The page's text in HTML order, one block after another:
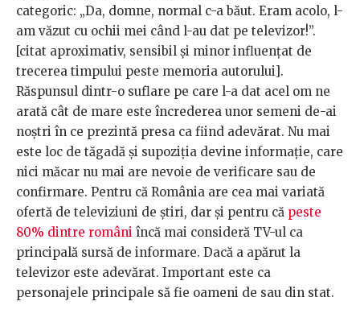
categoric: „Da, domne, normal c-a băut. Eram acolo, l-
am văzut cu ochii mei când l-au dat pe televizor!”.
[citat aproximativ, sensibil și minor influențat de
trecerea timpului peste memoria autorului].
Răspunsul dintr-o suflare pe care l-a dat acel om ne
arată cât de mare este încrederea unor semeni de-ai
noștri în ce prezintă presa ca fiind adevărat. Nu mai
este loc de tăgadă și supoziția devine informație, care
nici măcar nu mai are nevoie de verificare sau de
confirmare. Pentru că România are cea mai variată
ofertă de televiziuni de știri, dar și pentru că peste
80% dintre români încă mai consideră TV-ul ca
principală sursă de informare. Dacă a apărut la
televizor este adevărat. Important este ca
personajele principale să fie oameni de sau din stat.